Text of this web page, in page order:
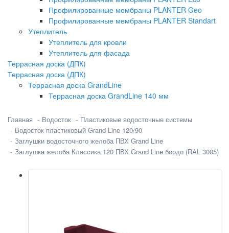
Профилированные мембраны PLANTER Geo
Профилированные мембраны PLANTER Standart
Утеплитель
Утеплитель для кровли
Утеплитель для фасада
Террасная доска (ДПК)
Террасная доска (ДПК)
Террасная доска GrandLine
Террасная доска GrandLine 140 мм
Главная Водосток
Пластиковые водосточные системы
Водосток пластиковый Grand Line 120/90
Заглушки водосточного желоба ПВХ Grand Line
Заглушка желоба Классика 120 ПВХ Grand Line бордо (RAL 3005)